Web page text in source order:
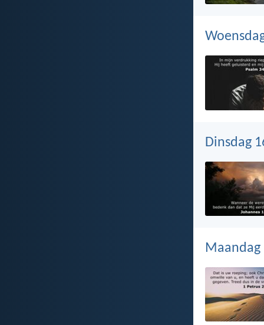
Dinsdag